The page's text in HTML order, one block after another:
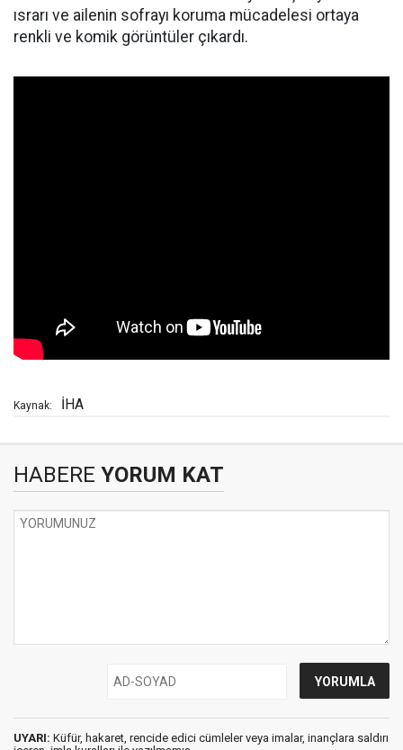
ısrarı ve ailenin sofrayı koruma mücadelesi ortaya
renkli ve komik görüntüler çıkardı.
Kaynak: İHA
HABERE YORUM KAT
UYARI: Küfür, hakaret, rencide edici cümleler veya imalar, inançlara saldırı